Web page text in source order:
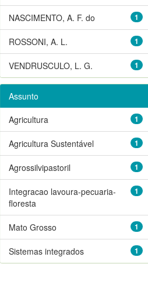
1
NASCIMENTO, A. F. do
1
ROSSONI, A. L.
1
VENDRUSCULO, L. G.
Assunto
1
Agricultura
1
Agricultura Sustentável
1
Agrossilvipastoril
1
Integracao lavoura-pecuaria-
floresta
1
Mato Grosso
1
Sistemas integrados